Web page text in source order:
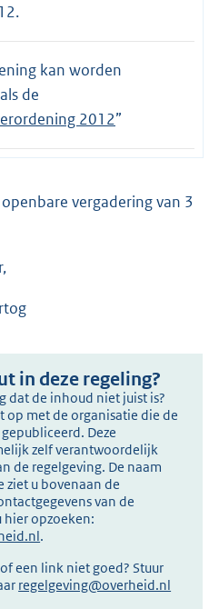
kan worden
de
2012”
vergadering van 3
in deze regeling?
dat de inhoud niet juist is?
op met de organisatie die de
Deze
zelf verantwoordelijk
de regelgeving. De naam
ziet u bovenaan de
van de
hier opzoeken:
.
een link niet goed? Stuur
regelgeving@overheid.nl